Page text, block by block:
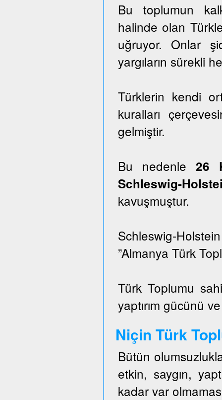
Bu toplumun
halinde olan
uğruyor. Onlar
yargıların sürekli
Türklerin kendi
kuralları
gelmiştir.
Bu nedenle26
Schleswig-
kavuşmuştur.
Schleswig-
”Almanya Türk
Türk Toplumu
yaptırım gücünü
Niçin Türk
Bütün
etkin, saygın,
kadar var